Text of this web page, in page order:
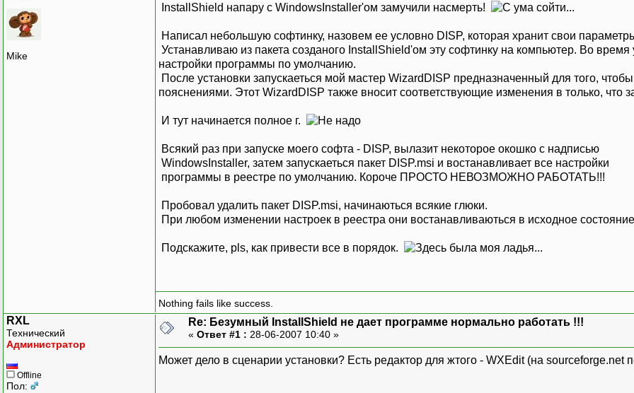
Mike
InstallShield напару с WindowsInstaller'ом замучили насмерть!
Написал небольшую софтинку, назовем ее условно DISP, которая хранит свои
Устанавливаю из пакета созданого InstallShield'ом эту софтинку на компьютер. Во
настройки программы по умолчанию.
После установки запускаеться мой мастер WizardDISP предназначенный для того,
пояснениями. Этот WizardDISP также вносит соответствующие изменения в только, что
И тут начинается полное г.
Всякий раз при запуске моего софта - DISP, вылазит некоторое окошко с надписью
WindowsInstaller, затем запускаеться пакет DISP.msi и востанавливает все настройки
программы в реестре по умолчанию. Короче ПРОСТО НЕВОЗМОЖНО РАБОТАТЬ!!!
Пробовал удалить пакет DISP.msi, начинаються всякие глюки.
При любом изменении настроек в реестра они востанавливаються в исходное
Подскажите, pls, как привести все в порядок.
Nothing fails like success.
RXL
Технический
Администратор
Offline
Пол:
Re: Безумный InstallShield не дает программе нормально работать !!!
« Ответ #1 : 28-06-2007 10:40 »
Может дело в сценарии установки? Есть редактор для жтого - WXEdit (на sourceforge.net